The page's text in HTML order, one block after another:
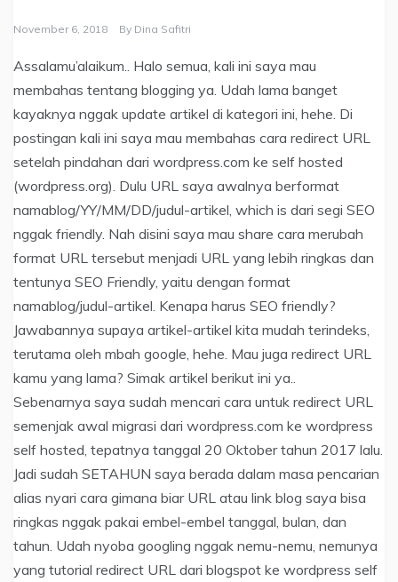
November 6, 2018 By Dina Safitri
Assalamu’alaikum.. Halo semua, kali ini saya mau
membahas tentang blogging ya. Udah lama banget
kayaknya nggak update artikel di kategori ini, hehe. Di
postingan kali ini saya mau membahas cara redirect URL
setelah pindahan dari wordpress.com ke self hosted
(wordpress.org). Dulu URL saya awalnya berformat
namablog/YY/MM/DD/judul-artikel, which is dari segi SEO
nggak friendly. Nah disini saya mau share cara merubah
format URL tersebut menjadi URL yang lebih ringkas dan
tentunya SEO Friendly, yaitu dengan format
namablog/judul-artikel. Kenapa harus SEO friendly?
Jawabannya supaya artikel-artikel kita mudah terindeks,
terutama oleh mbah google, hehe. Mau juga redirect URL
kamu yang lama? Simak artikel berikut ini ya..
Sebenarnya saya sudah mencari cara untuk redirect URL
semenjak awal migrasi dari wordpress.com ke wordpress
self hosted, tepatnya tanggal 20 Oktober tahun 2017 lalu.
Jadi sudah SETAHUN saya berada dalam masa pencarian
alias nyari cara gimana biar URL atau link blog saya bisa
ringkas nggak pakai embel-embel tanggal, bulan, dan
tahun. Udah nyoba googling nggak nemu-nemu, nemunya
yang tutorial redirect URL dari blogspot ke wordpress self